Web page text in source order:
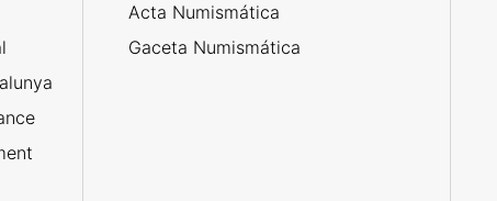
Acta Numismática
Gaceta Numismática